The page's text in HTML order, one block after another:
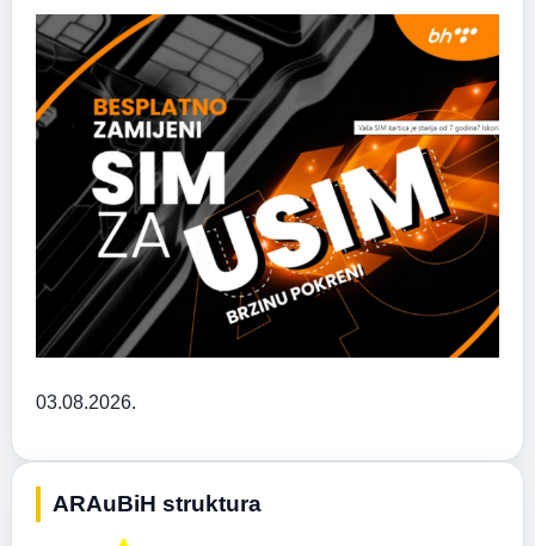
03.08.2026.
ARAuBiH struktura